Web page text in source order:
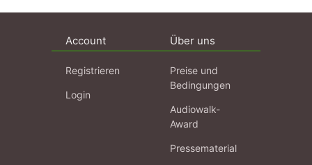
Account
Registrieren
Login
Über uns
Preise und
Bedingungen
Audiowalk-
Award
Pressematerial